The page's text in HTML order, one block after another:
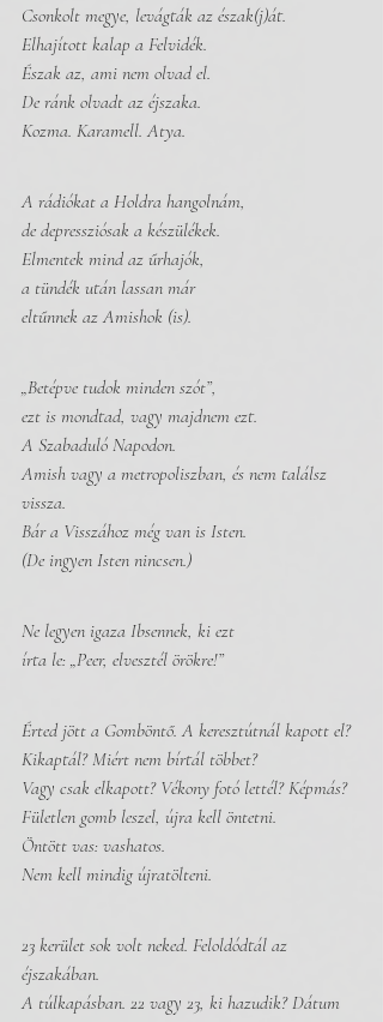
Csonkolt megye, levágták az észak(j)át.
Elhajított kalap a Felvidék.
Észak az, ami nem olvad el.
De ránk olvadt az éjszaka.
Kozma. Karamell. Atya.
A rádiókat a Holdra hangolnám,
de depressziósak a készülékek.
Elmentek mind az űrhajók,
a tündék után lassan már
eltűnnek az Amishok (is).
„Betépve tudok minden szót”,
ezt is mondtad, vagy majdnem ezt.
A Szabaduló Napodon.
Amish vagy a metropoliszban, és nem találsz
vissza.
Bár a Visszához még van is Isten.
(De ingyen Isten nincsen.)
Ne legyen igaza Ibsennek, ki ezt
írta le: „Peer, elvesztél örökre!”
Érted jött a Gomböntő. A keresztútnál kapott el?
Kikaptál? Miért nem bírtál többet?
Vagy csak elkapott? Vékony fotó lettél? Képmás?
Fületlen gomb leszel, újra kell öntetni.
Öntött vas: vashatos.
Nem kell mindig újratölteni.
23 kerület sok volt neked. Feloldódtál az
éjszakában.
A túlkapásban. 22 vagy 23, ki hazudik? Dátum